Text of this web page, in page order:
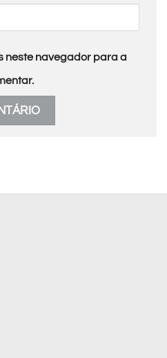
neste navegador para a